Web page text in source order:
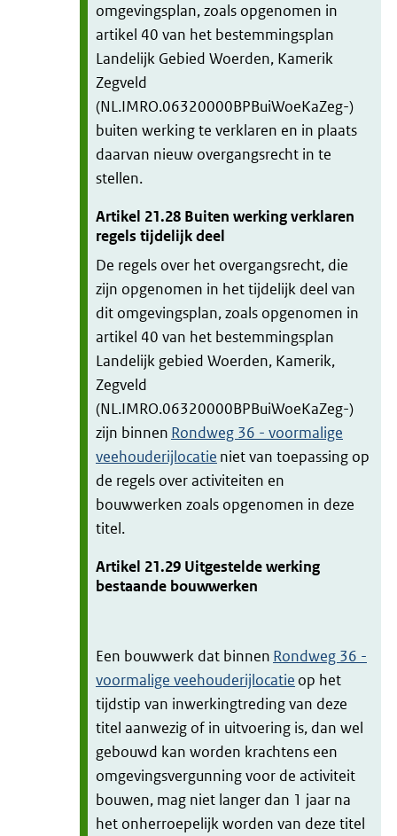
omgevingsplan, zoals opgenomen in
artikel 40 van het bestemmingsplan
Landelijk Gebied Woerden, Kamerik
Zegveld
(NL.IMRO.06320000BPBuiWoeKaZeg-)
buiten werking te verklaren en in plaats
daarvan nieuw overgangsrecht in te
stellen.
Artikel 21.28 Buiten werking verklaren
regels tijdelijk deel
De regels over het overgangsrecht, die
zijn opgenomen in het tijdelijk deel van
dit omgevingsplan, zoals opgenomen in
artikel 40 van het bestemmingsplan
Landelijk gebied Woerden, Kamerik,
Zegveld
(NL.IMRO.06320000BPBuiWoeKaZeg-)
zijn binnen Rondweg 36 - voormalige
veehouderijlocatie niet van toepassing op
de regels over activiteiten en
bouwwerken zoals opgenomen in deze
titel.
Artikel 21.29 Uitgestelde werking
bestaande bouwwerken
Een bouwwerk dat binnen Rondweg 36 -
voormalige veehouderijlocatie op het
tijdstip van inwerkingtreding van deze
titel aanwezig of in uitvoering is, dan wel
gebouwd kan worden krachtens een
omgevingsvergunning voor de activiteit
bouwen, mag niet langer dan 1 jaar na
het onherroepelijk worden van deze titel